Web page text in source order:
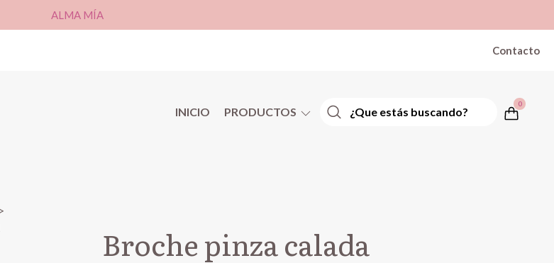
ALMA MÍA
Contacto
INICIO PRODUCTOS
0
Broche pinza calada